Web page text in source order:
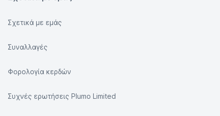
Σχετικά με εμάς
Συναλλαγές
Φορολογία κερδών
Συχνές ερωτήσεις Plumo Limited